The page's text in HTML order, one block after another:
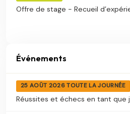
Offre de stage - Recueil
Événements
25 AOÛT 2026 TOUTE LA JOURNÉE
Réussites et échecs en tant que